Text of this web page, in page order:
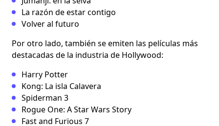
La razón de estar contigo
Volver al futuro
Por otro lado, también se emiten las películas más
destacadas de la industria de Hollywood:
Harry Potter
Kong: La isla Calavera
Spiderman 3
Rogue One: A Star Wars Story
Fast and Furious 7